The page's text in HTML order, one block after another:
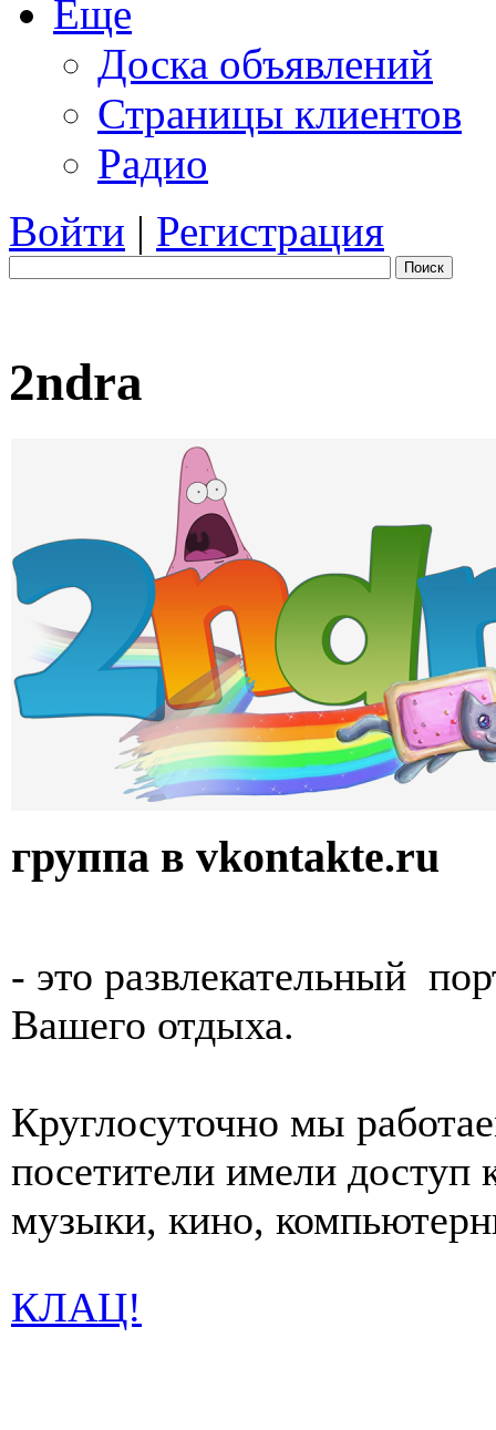
Еще
Доска объявлений
Страницы клиентов
Радио
Войти | Регистрация
Поиск
2ndra
группа в vkontakte.ru
- это развлекательный
Вашего отдыха.
Круглосуточно мы
посетители имели
музыки, кино,
КЛАЦ!